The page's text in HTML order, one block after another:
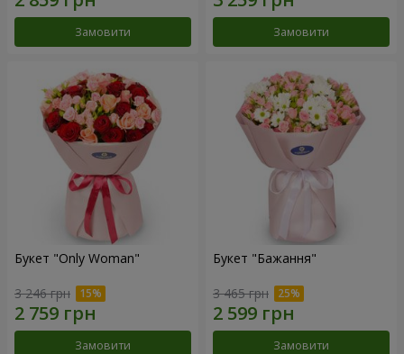
Замовити Замовити
Букет "Only Woman"
3 246 грн
Замовити
Букет "Бажання"
3 465 грн
Замовити